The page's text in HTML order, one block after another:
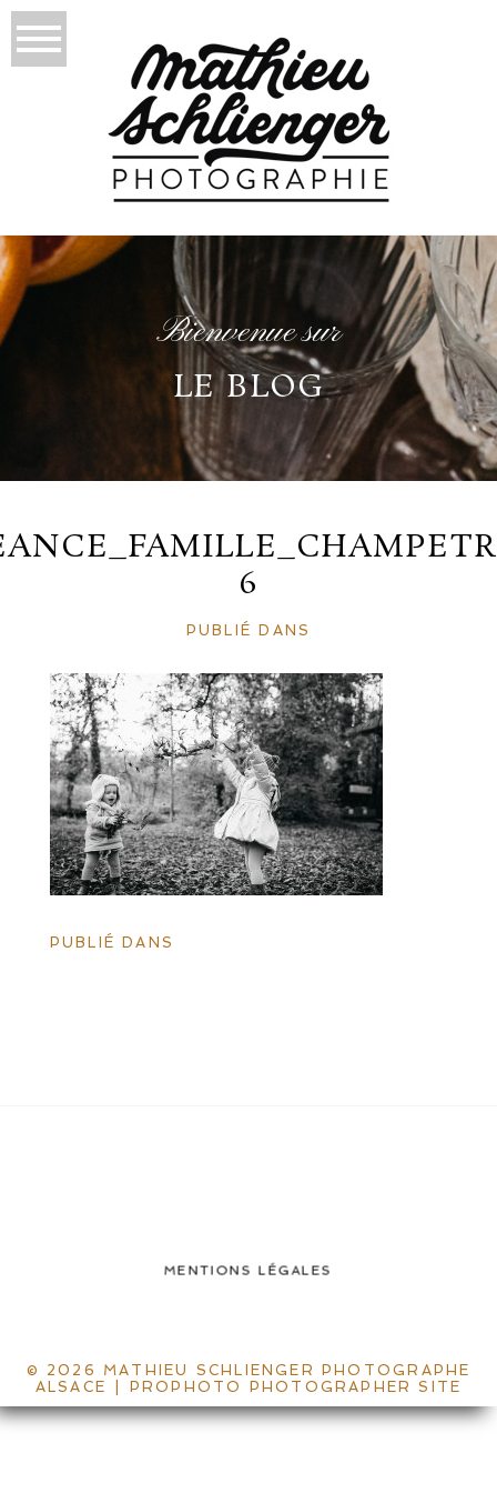
Bienvenue sur
LE BLOG
6
PUBLIÉ DANS
PUBLIÉ DANS
MENTIONS LÉGALES
© 2026 MATHIEU SCHLIENGER PHOTOGRAPHE
ALSACE
PROPHOTO PHOTOGRAPHER SITE